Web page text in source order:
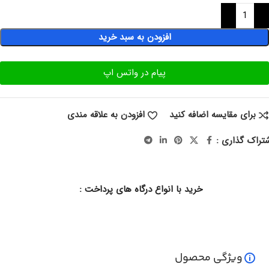
افزودن به سبد خرید
پیام در واتس اپ
برای مقایسه اضافه کنید
افزودن به علاقه مندی
گذاری :
خرید با انواع درگاه های پرداخت :
ویژگی محصول